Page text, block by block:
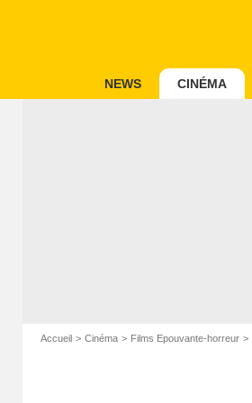
NEWS CINÉMA
Accueil Cinéma Films Epouvante-horreur